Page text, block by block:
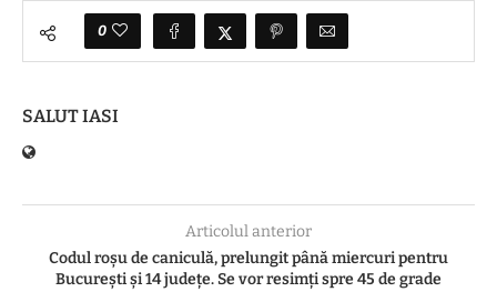
0
SALUT IASI
Articolul anterior
Codul roșu de caniculă, prelungit până miercuri pentru
București și 14 județe. Se vor resimți spre 45 de grade